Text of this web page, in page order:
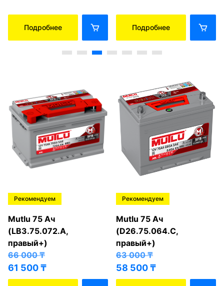
Подробнее Подробнее
Рекомендуем
Mutlu 75 Ач
(LB3.75.072.A,
правый+)
66 000₸
61 500₸
Рекомендуем
Mutlu 75 Ач
(D26.75.064.C,
правый+)
63 000₸
58 500₸